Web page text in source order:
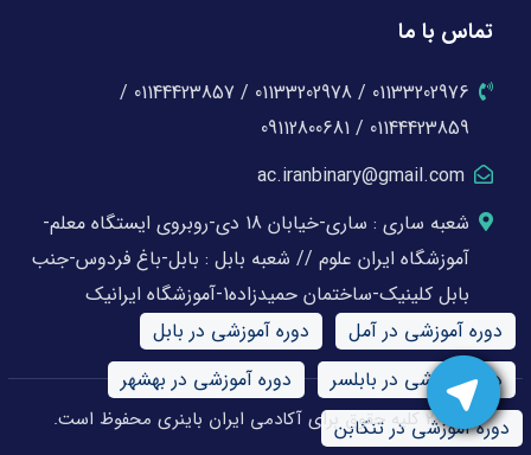
تماس با ما
01133202976 / 01133202978 / 01144423857 /
01144423859 / 09112800681
ac.iranbinary@gmail.com
شعبه ساری : ساری-خیابان 18 دی-روبروی ایستگاه معلم-
آموزشگاه ایران علوم // شعبه بابل : بابل-باغ فردوس-جنب
بابل کلینیک-ساختمان حمیدزاده1-آموزشگاه ایرانیک
دوره آموزشی در آمل
دوره آموزشی در بابل
دوره آموزشی در بابلسر
دوره آموزشی در بهشهر
دوره آموزشی در تنکابن
© 2026 کلیه حقوق برای آکادمی ایران باینری محفوظ است.